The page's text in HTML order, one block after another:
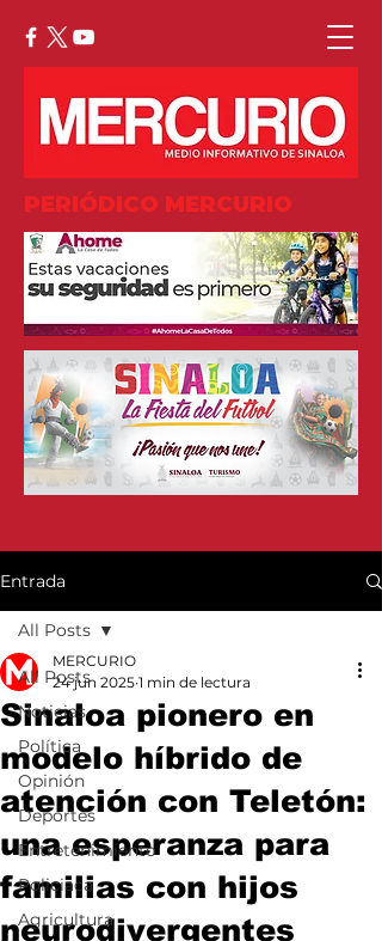
PERIÓDICO MERCURIO
Entrada
All Posts
Noticias
Política
Opinión
Deportes
Entretenimiento
Policiaca
Agricultura
All Posts
Sinaloa pionero en
modelo híbrido de
atención con Teletón:
una esperanza para
familias con hijos
neurodivergentes
MERCURIO
24 jun 2025 1 min de lectura